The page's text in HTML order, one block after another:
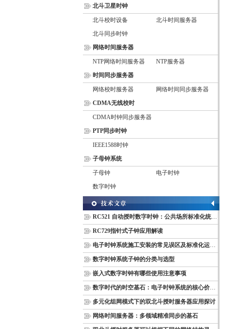
北斗卫星时钟
北斗校时设备
北斗时间服务器
北斗同步时钟
网络时间服务器
NTP网络时间服务器
NTP服务器
时间同步服务器
网络校时服务器
网络时间同步服务器
CDMA无线校时
CDMA时钟同步服务器
PTP同步时钟
IEEE1588时钟
子母钟系统
子母钟
电子时钟
数字时钟
RC521 自动授时数字时钟：公共场所标准化统一计时终端
RC729指针式子钟应用解读
电子时钟系统施工安装的常见误区及标准化运维管理规范
数字时钟系统子钟的分类与选型
嵌入式数字时钟有哪些使用注意事项
数字时代的时空基石：电子时钟系统的核心价值与多维意义
多元化组网模式下的双北斗授时服务器应用探讨
网络时间服务器：多领域精准同步的基石